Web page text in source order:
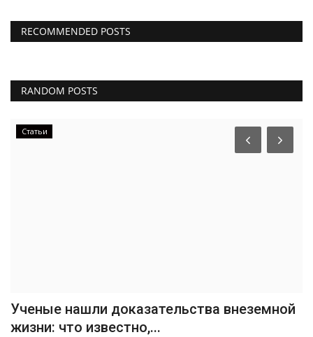
RECOMMENDED POSTS
RANDOM POSTS
Статьи
Ученые нашли доказательства внеземной
жизни: что известно,...